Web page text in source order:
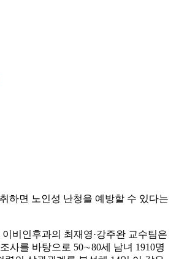
하면 노인성 난청을 예방할 수 있다는
비인후과의 최재영·강주완 교수팀은
사를 바탕으로 50∼80세 남녀 1910명